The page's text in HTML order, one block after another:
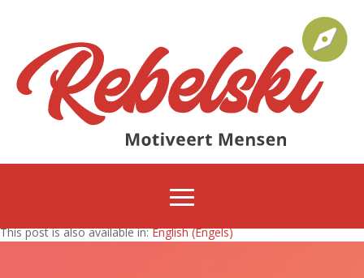
This post is also available in:English(Engels)